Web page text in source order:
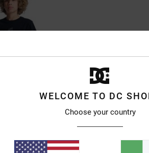
WELCOME TO DC
Choose your country